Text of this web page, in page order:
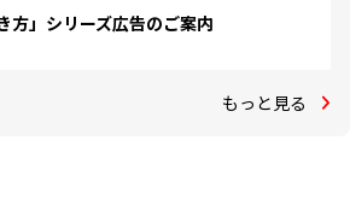
方」シリーズ広告のご案内
もっと見る